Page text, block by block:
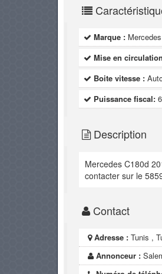
Marque : Mercedes
Mise en
Boite vitesse :
Puissance fiscal:
Description
Mercedes C180d
contacter sur le
Contact
Adresse : Tunis ,
Annonceur :